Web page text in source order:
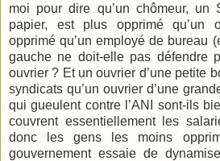
moi pour dire qu’un chômeur, un
papier, est plus opprimé qu’un
opprimé qu’un employé de bureau
gauche ne doit-elle pas défendre
ouvrier ? Et un ouvrier d’une petite
syndicats qu’un ouvrier d’une
qui gueulent contre l’ANI sont-ils
couvrent essentiellement les
donc les gens les moins
gouvernement essaie de